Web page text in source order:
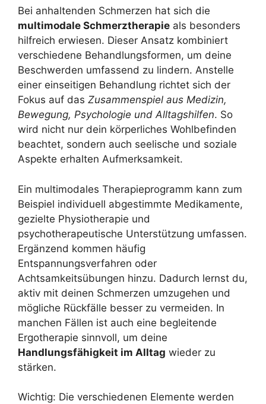
Bei anhaltenden Schmerzen hat sich die
multimodale Schmerztherapie als besonders
hilfreich erwiesen. Dieser Ansatz kombiniert
verschiedene Behandlungsformen, um deine
Beschwerden umfassend zu lindern. Anstelle
einer einseitigen Behandlung richtet sich der
Fokus auf das Zusammenspiel aus Medizin,
Bewegung, Psychologie und Alltagshilfen. So
wird nicht nur dein körperliches Wohlbefinden
beachtet, sondern auch seelische und soziale
Aspekte erhalten Aufmerksamkeit.
Ein multimodales Therapieprogramm kann zum
Beispiel individuell abgestimmte Medikamente,
gezielte Physiotherapie und
psychotherapeutische Unterstützung umfassen.
Ergänzend kommen häufig
Entspannungsverfahren oder
Achtsamkeitsübungen hinzu. Dadurch lernst du,
aktiv mit deinen Schmerzen umzugehen und
mögliche Rückfälle besser zu vermeiden. In
manchen Fällen ist auch eine begleitende
Ergotherapie sinnvoll, um deine
Handlungsfähigkeit im Alltag wieder zu
stärken.
Wichtig: Die verschiedenen Elemente werden